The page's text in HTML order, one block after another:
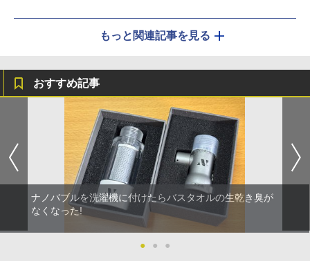
もっと関連記事を見る
おすすめ記事
ナノバブルを洗濯機に付けたらバスタオルの生乾き臭が
なくなった!
● ● ●